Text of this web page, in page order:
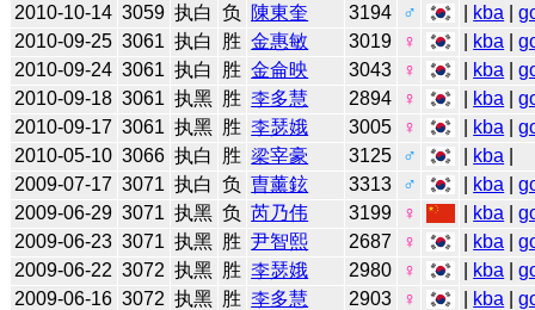
2010-10-14 3059 执白 负 陳東奎 3194 ♂ kba |
2010-09-25 3061 执白 胜 金惠敏 3019 ♀ kba |
2010-09-24 3061 执白 胜 金侖映 3043 ♀ kba |
2010-09-18 3061 执黑 胜 李多慧 2894 ♀ kba |
2010-09-17 3061 执黑 胜 李瑟娥 3005 ♀ kba |
2010-05-10 3066 执白 胜 梁宰豪 3125 ♂ kba
2009-07-17 3071 执白 负 曺薰鉉 3313 ♂ kba |
2009-06-29 3071 执黑 负 芮乃伟 3199 ♀ kba |
2009-06-23 3071 执黑 胜 尹智熙 2687 ♀ kba |
2009-06-22 3072 执黑 胜 李瑟娥 2980 ♀ kba |
2009-06-16 3072 执黑 胜 李多慧 2903 ♀ kba |